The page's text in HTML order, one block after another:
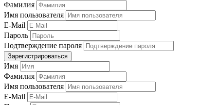
Фамилия
Имя пользователя
E-Mail
Пароль
Подтверждение пароля
Зарегистрироваться
Имя
Фамилия
Имя пользователя
E-Mail